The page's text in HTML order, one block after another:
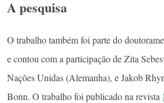
A pesquisa
O trabalho também foi parte do
e contou com a participação de Zita
Nações Unidas (Alemanha), e Jakob
Bonn. O trabalho foi publicado na revista